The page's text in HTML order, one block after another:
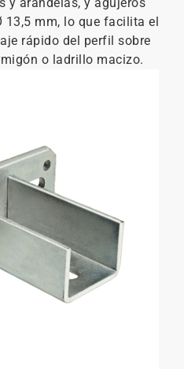
mm, lo que facilita el
rápido del perfil sobre
o ladrillo macizo.